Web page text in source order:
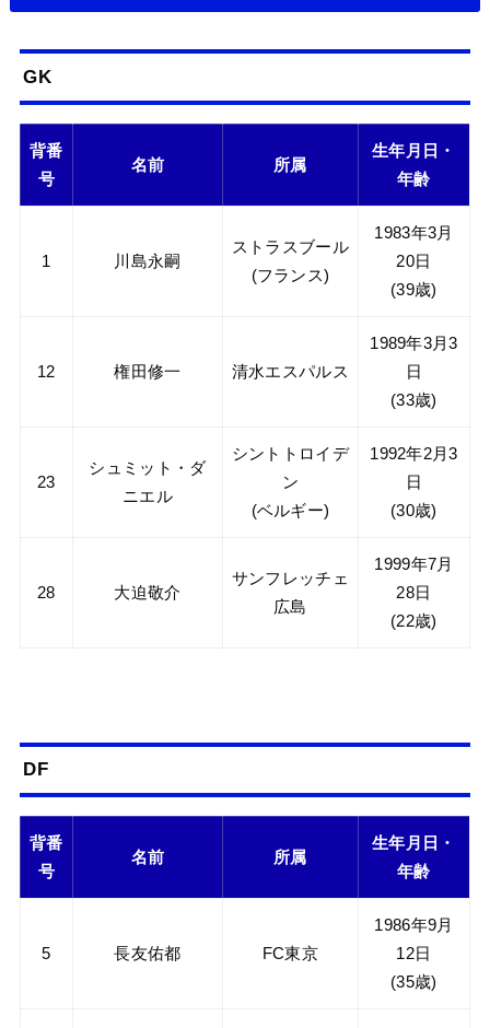
GK
背番
号
名前 所属
生年月日・
年齢
1 川島永嗣
ストラスブール
(フランス)
1983年3月
20日
(39歳)
12 権田修一 清水エスパルス
1989年3月3
日
(33歳)
23
シュミット・ダ
ニエル
シントトロイデ
ン
(ベルギー)
1992年2月3
日
(30歳)
28 大迫敬介
サンフレッチェ
広島
1999年7月
28日
(22歳)
DF
背番
号
名前 所属
生年月日・
年齢
5 長友佑都 FC東京
1986年9月
12日
(35歳)